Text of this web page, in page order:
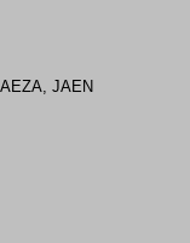
JAEN